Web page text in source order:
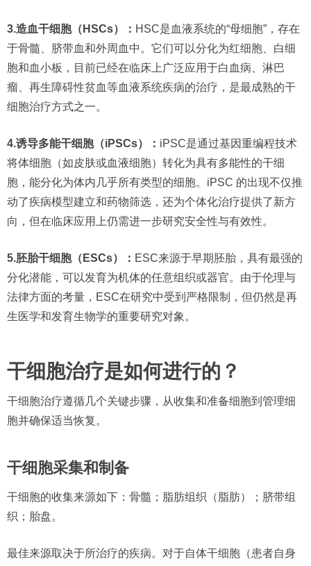
3.造血干细胞（HSCs）： HSC是血液系统的“母细胞”，存在
于骨髓、脐带血和外周血中。它们可以分化为红细胞、白细
胞和血小板，目前已经在临床上广泛应用于白血病、淋巴
瘤、再生障碍性贫血等血液系统疾病的治疗，是最成熟的干
细胞治疗方式之一。
4.诱导多能干细胞（iPSCs）： iPSC是通过基因重编程技术
将体细胞（如皮肤或血液细胞）转化为具有多能性的干细
胞，能分化为体内几乎所有类型的细胞。iPSC 的出现不仅推
动了疾病模型建立和药物筛选，还为个体化治疗提供了新方
向，但在临床应用上仍需进一步研究安全性与有效性。
5.胚胎干细胞（ESCs）： ESC来源于早期胚胎，具有最强的
分化潜能，可以发育为机体的任意组织或器官。由于伦理与
法律方面的考量，ESC在研究中受到严格限制，但仍然是再
生医学和发育生物学的重要研究对象。
干细胞治疗是如何进行的？
干细胞治疗遵循几个关键步骤，从收集和准备细胞到管理细
胞并确保适当恢复。
干细胞采集和制备
干细胞的收集来源如下：骨髓；脂肪组织（脂肪）；脐带组
织；胎盘。
最佳来源取决于所治疗的疾病。对于自体干细胞（患者自身